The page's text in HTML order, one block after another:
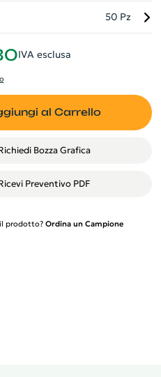
50 Pz
IVA esclusa
al Carrello
Bozza Grafica
Preventivo PDF
prodotto? Ordina un Campione